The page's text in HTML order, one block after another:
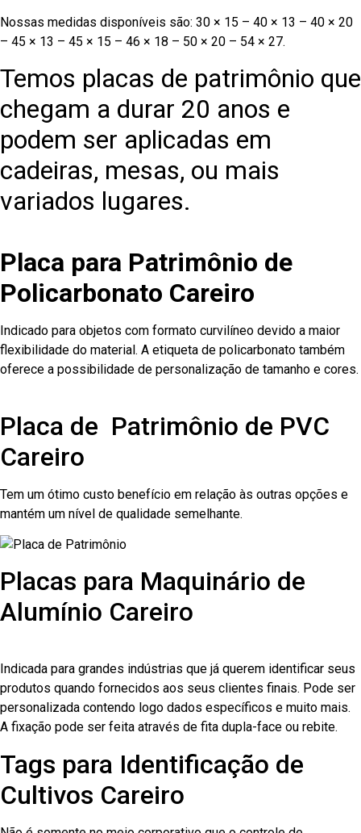
Nossas medidas disponíveis são: 30 × 15 – 40 × 13 – 40 × 20
– 45 × 13 – 45 × 15 – 46 × 18 – 50 × 20 – 54 × 27.
Temos placas de patrimônio que
chegam a durar 20 anos e
podem ser aplicadas em
cadeiras, mesas, ou mais
variados lugares.
Placa para Patrimônio de
Policarbonato Careiro
Indicado para objetos com formato curvilíneo devido a maior
flexibilidade do material. A etiqueta de policarbonato também
oferece a possibilidade de personalização de tamanho e cores.
Placa de Patrimônio de PVC
Careiro
Tem um ótimo custo benefício em relação às outras opções e
mantém um nível de qualidade semelhante.
Placas para Maquinário de
Alumínio Careiro
Indicada para grandes indústrias que já querem identificar seus
produtos quando fornecidos aos seus clientes finais. Pode ser
personalizada contendo logo dados específicos e muito mais.
A fixação pode ser feita através de fita dupla-face ou rebite.
Tags para Identificação de
Cultivos Careiro